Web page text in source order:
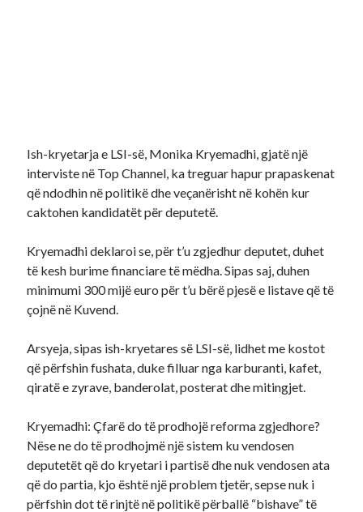
Ish-kryetarja e LSI-së, Monika Kryemadhi, gjatë një
interviste në Top Channel, ka treguar hapur prapaskenat
që ndodhin në politikë dhe veçanërisht në kohën kur
caktohen kandidatët për deputetë.
Kryemadhi deklaroi se, për t’u zgjedhur deputet, duhet
të kesh burime financiare të mëdha. Sipas saj, duhen
minimumi 300 mijë euro për t’u bërë pjesë e listave që të
çojnë në Kuvend.
Arsyeja, sipas ish-kryetares së LSI-së, lidhet me kostot
që përfshin fushata, duke filluar nga karburanti, kafet,
qiratë e zyrave, banderolat, posterat dhe mitingjet.
Kryemadhi: Çfarë do të prodhojë reforma zgjedhore?
Nëse ne do të prodhojmë një sistem ku vendosen
deputetët që do kryetari i partisë dhe nuk vendosen ata
që do partia, kjo është një problem tjetër, sepse nuk i
përfshin dot të rinjtë në politikë përballë “bishave” të